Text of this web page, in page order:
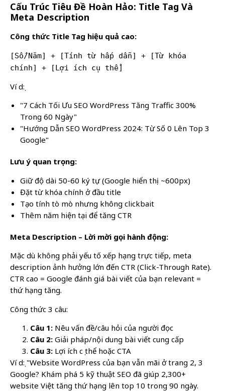
Cấu Trúc Tiêu Đề Hoàn Hảo: Title Tag Và
Meta Description
Công thức Title Tag hiệu quả cao:
[Số/Năm] + [Tính từ hấp dẫn] + [Từ khóa
chính] + [Lợi ích cụ thể]
Ví dụ:
"7 Cách Tối Ưu SEO WordPress Tăng Traffic 300%
Trong 60 Ngày"
"Hướng Dẫn SEO WordPress 2024: Từ Số 0 Lên Top 3
Google"
Lưu ý quan trọng:
Giữ độ dài 50-60 ký tự (Google hiển thị ~600px)
Đặt từ khóa chính ở đầu title
Tạo tính tò mò nhưng không clickbait
Thêm năm hiện tại để tăng CTR
Meta Description – Lời mời gọi hành động:
Mặc dù không phải yếu tố xếp hạng trực tiếp, meta
description ảnh hưởng lớn đến CTR (Click-Through Rate).
CTR cao = Google đánh giá bài viết của bạn relevant =
thứ hạng tăng.
Công thức 3 câu:
Câu 1: Nêu vấn đề/câu hỏi của người đọc
Câu 2: Giải pháp/nội dung bài viết cung cấp
Câu 3: Lợi ích cụ thể hoặc CTA
Ví dụ: "Website WordPress của bạn vẫn mãi ở trang 2, 3
Google? Khám phá 5 kỹ thuật SEO đã giúp 2,300+
website Việt tăng thứ hạng lên top 10 trong 90 ngày.